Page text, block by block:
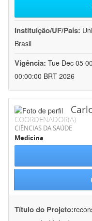
Instituição/UF/País:
Brasil
Vigência: Tue Dec 05
00:00:00 BRT 2026
COORDENADOR(A)
CIÊNCIAS DA SAÚDE
Medicina
Título do Projeto: